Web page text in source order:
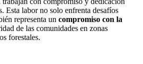
Esta labor no solo enfrenta desafíos
representa un compromiso con la
de las comunidades en zonas
forestales.